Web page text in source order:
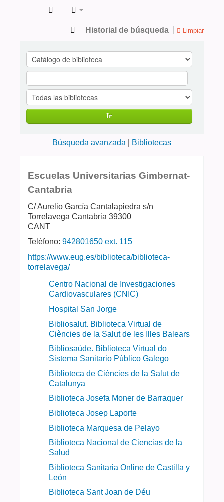
Publicaciones
en
ciencias
de
la
Salud
Historial de búsqueda Limpiar
Ir
Búsqueda avanzada Bibliotecas
Escuelas Universitarias Gimbernat-
Cantabria
C/ Aurelio García Cantalapiedra s/n
Torrelavega Cantabria 39300
CANT
Teléfono: 942801650 ext. 115
https://www.eug.es/biblioteca/biblioteca-
torrelavega/
Centro Nacional de Investigaciones
Cardiovasculares (CNIC)
Hospital San Jorge
Bibliosalut. Biblioteca Virtual de
Ciències de la Salut de les Illes Balears
Bibliosaúde. Biblioteca Virtual do
Sistema Sanitario Público Galego
Biblioteca de Ciències de la Salut de
Catalunya
Biblioteca Josefa Moner de Barraquer
Biblioteca Josep Laporte
Biblioteca Marquesa de Pelayo
Biblioteca Nacional de Ciencias de la
Salud
Biblioteca Sanitaria Online de Castilla y
León
Biblioteca Sant Joan de Déu